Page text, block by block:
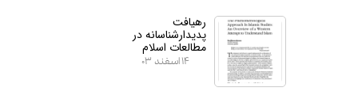
رهیافت
پدیدارشناسانه در
مطالعات اسلام
۱۴ اسفند ۰۳